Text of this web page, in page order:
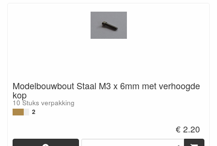
Modelbouwbout Staal M3 x 6mm met verhoogde
kop
10 Stuks verpakking
2
€ 2.20